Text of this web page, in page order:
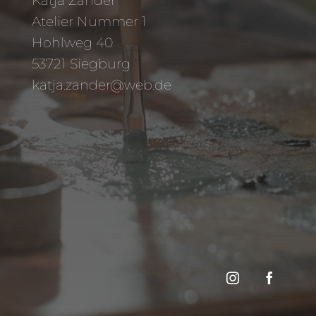
Atelier Nummer 1
Hohlweg 40
53721 Siegburg
katja.zander@web.de